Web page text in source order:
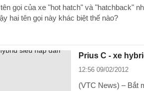
gọi của xe "hot hatch" và "hatchback"
hai tên gọi này khác biệt thế nào?
Prius C - xe
12:56 09/02/2012
(VTC News) – Bắt